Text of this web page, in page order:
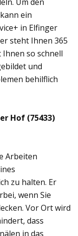
Um den
ein
in Elfinger
steht Ihnen 365
so schnell
und
behilflich
Hof (75433)
Arbeiten
zu halten. Er
wenn Sie
Vor Ort wird
dass
in das